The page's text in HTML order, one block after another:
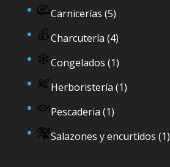
Carnicerías (5)
Charcutería (4)
Congelados (1)
Herboristería (1)
Pescaderia (1)
Salazones y encurtidos (1)